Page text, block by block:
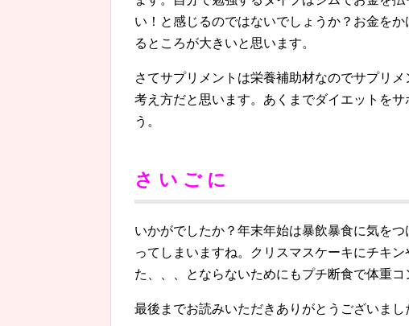
い！と感じるのではないでしょうか？お金を
るところが大きいと思います。
さてサプリメントは栄養補助材なのでサプリ
考え方だと思います。あくまでダイエットを
う。
さ い ご に
いかがでしたか？年末年始は暴飲暴食に気を
ってしまいますね。クリスマスケーキにチキ
た、、、とならないためにもプチ断食で体重
最後までお読みいただきありがとうございまし